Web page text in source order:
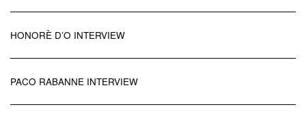
HONORÈ D’O INTERVIEW
PACO RABANNE INTERVIEW